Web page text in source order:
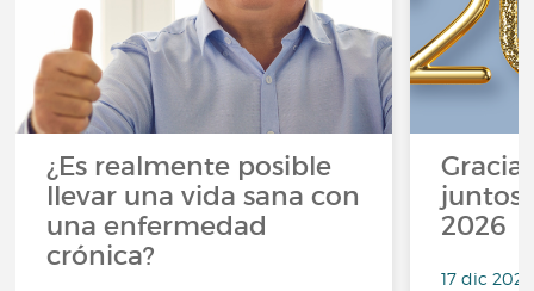
¿Es realmente posible
llevar una vida sana con
una enfermedad
crónica?
2026
17 dic